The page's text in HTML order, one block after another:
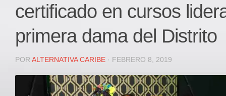
JUDICIAL
REGIONAL
DEPARTAMENTAL
OPINIÓN
certificado en cursos
primera dama del Distrito
POR ALTERNATIVA CARIBE · FEBRERO 8, 2019